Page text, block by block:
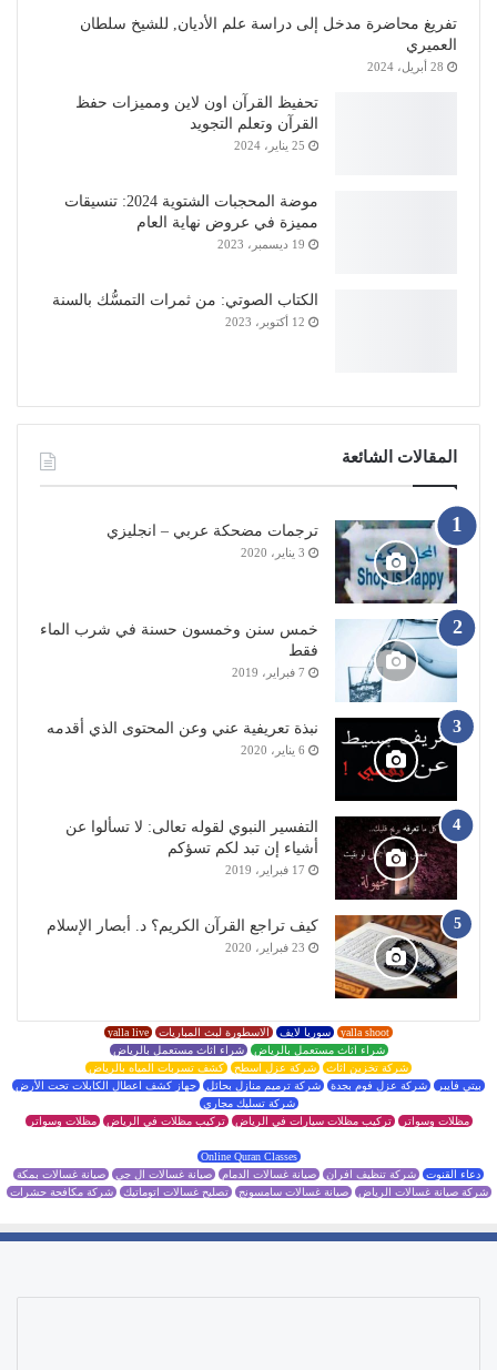
تفريغ محاضرة مدخل إلى دراسة علم الأديان, للشيخ سلطان
العميري
28 أبريل، 2024
تحفيظ القرآن اون لاين ومميزات حفظ
القرآن وتعلم التجويد
25 يناير، 2024
موضة المحجبات الشتوية 2024: تنسيقات
مميزة في عروض نهاية العام
19 ديسمبر، 2023
الكتاب الصوتي: من ثمرات التمسُّك بالسنة
12 أكتوبر، 2023
المقالات الشائعة
ترجمات مضحكة عربي – انجليزي
3 يناير، 2020
خمس سنن وخمسون حسنة في شرب الماء
فقط
7 فبراير، 2019
نبذة تعريفية عني وعن المحتوى الذي أقدمه
6 يناير، 2020
التفسير النبوي لقوله تعالى: لا تسألوا عن
أشياء إن تبد لكم تسؤكم
17 فبراير، 2019
كيف تراجع القرآن الكريم؟ د. أبصار الإسلام
23 فبراير، 2020
yalla shoot سوريا لايف الاسطورة لبث المباريات yalla live
شراء اثاث مستعمل بالرياض شراء اثاث مستعمل بالرياض
شركة تخزين اثاث شركة عزل اسطح كشف تسربات المياه بالرياض
بيتي فايبر شركة عزل فوم بجدة شركة ترميم منازل بحائل جهاز كشف اعطال الكابلات تحت الأرض
شركة تسليك مجاري
مظلات وسواتر تركيب مظلات سيارات في الرياض تركيب مظلات في الرياض مظلات وسواتر
Online Quran Classes
دعاء القنوت شركة تنظيف افران صيانة غسالات الدمام صيانة غسالات ال جي صيانة غسالات بمكة
شركة صيانة غسالات الرياض صيانة غسالات سامسونج تصليح غسالات اتوماتيك شركة مكافحة حشرات